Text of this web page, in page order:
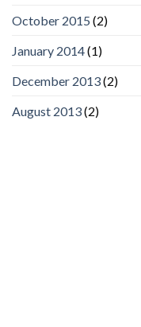
October 2015 (2)
January 2014(1)
December 2013(2)
August 2013(2)